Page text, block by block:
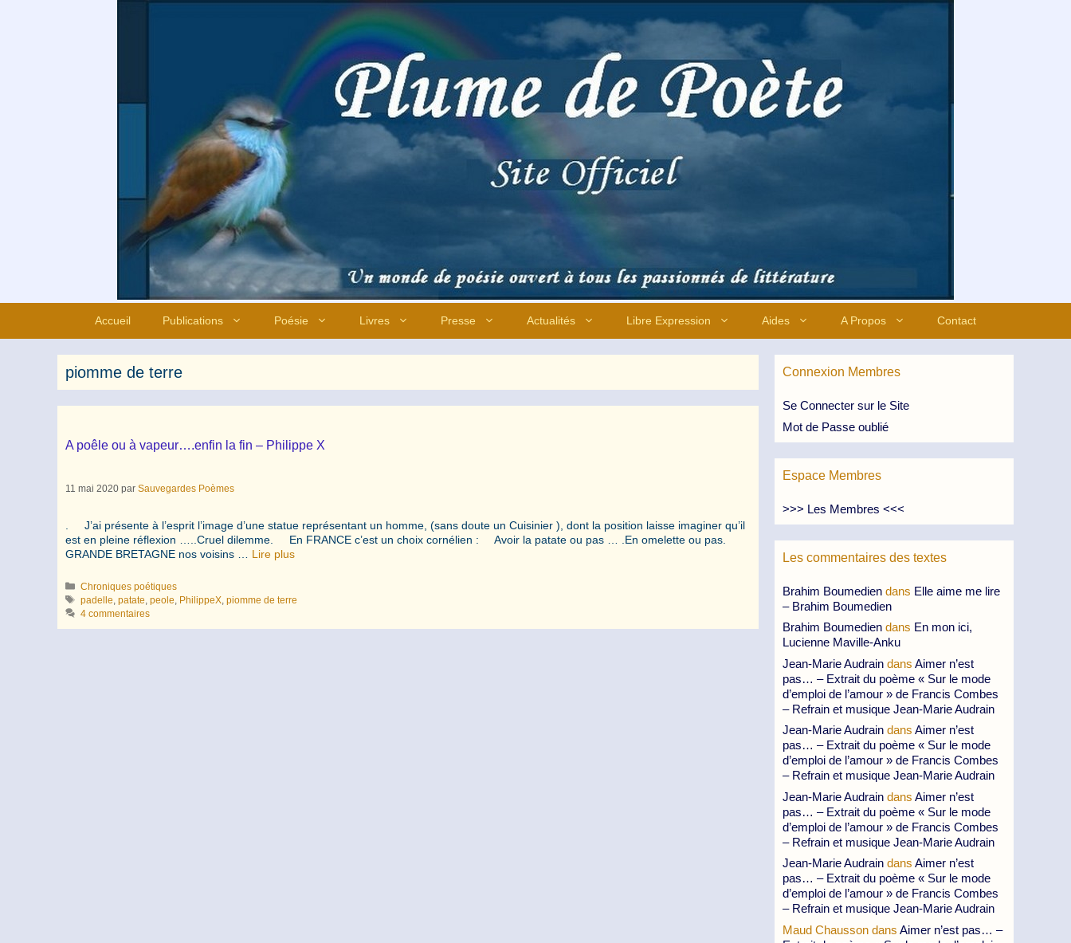
Accueil Publications Poésie Livres Presse Actualités Libre Expression Aides A Propos Contact
piomme de terre
A poêle ou à vapeur….enfin la fin – Philippe X
11 mai 2020 par Sauvegardes Poèmes
. J’ai présente à l’esprit l’image d’une statue représentant un homme, (sans doute un Cuisinier ), dont la position laisse imaginer qu’il
est en pleine réflexion …..Cruel dilemme. En FRANCE c’est un choix cornélien : Avoir la patate ou pas … .En omelette ou pas.
GRANDE BRETAGNE nos voisins … Lire plus
Catégories
Chroniques poétiques
Étiquettes
padelle ,patate ,peole PhilippeX ,piomme de terre
4 commentaires
Connexion Membres
Se Connecter sur le Site
Mot de Passe oublié
Espace Membres
>>> Les Membres <<<
Les commentaires des textes
Brahim Boumedien dans Elle aime me lire
– Brahim Boumedien
Brahim Boumedien dans En mon ici,
Lucienne Maville-Anku
Jean-Marie Audrain dans Aimer n’est
pas… – Extrait du poème « Sur le mode
d’emploi de l’amour » de Francis Combes
– Refrain et musique Jean-Marie Audrain
Jean-Marie Audrain dans Aimer n’est
pas… – Extrait du poème « Sur le mode
d’emploi de l’amour » de Francis Combes
– Refrain et musique Jean-Marie Audrain
Jean-Marie Audrain dans Aimer n’est
pas… – Extrait du poème « Sur le mode
d’emploi de l’amour » de Francis Combes
– Refrain et musique Jean-Marie Audrain
Jean-Marie Audrain dans Aimer n’est
pas… – Extrait du poème « Sur le mode
d’emploi de l’amour » de Francis Combes
– Refrain et musique Jean-Marie Audrain
Maud Chausson dans Aimer n’est pas… –